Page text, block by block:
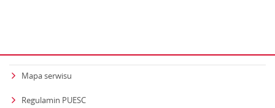
Mapa serwisu
Regulamin PUESC